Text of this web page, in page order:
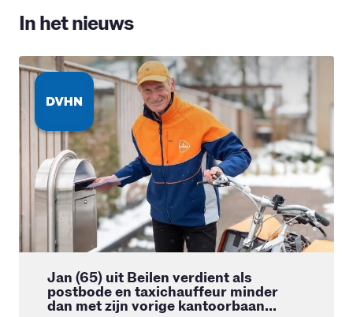
In het nieuws
Jan (65) uit Beilen verdient als
postbode en taxichauffeur minder
dan met zijn vorige kantoorbaan...